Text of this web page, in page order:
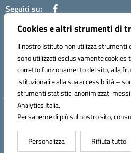
Cookies e altri strumenti di
Il nostro Istituto non utilizza strumenti
sono utilizzati esclusivamente cookies
corretto funzionamento del sito, alla
istituzionali e alla sua accessibilità –
strumenti statistici anonimizzati messi
Analytics Italia.
Per saperne di più sul nostro sito,
Personalizza Rifiuta tutto
Seguici su:
Telefono: 0881814875
Mail: fgic86100g@istruzione.it PEC:
Codice univoco ufficio: UF0Y26 Codice
Codice meccanografico: FGIC86100G
Codice fiscale: 80030630711
Hosting & Powered by
Concept & Design by